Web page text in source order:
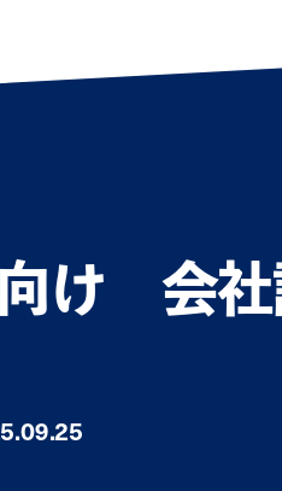
け 会社